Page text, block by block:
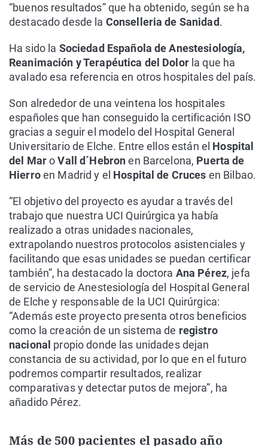
“buenos resultados” que ha obtenido, según se ha
destacado desde la Conselleria de Sanidad.
Ha sido la Sociedad Española de Anestesiología,
Reanimación y Terapéutica del Dolorla que ha
avalado esa referencia en otros hospitales del país.
Son alrededor de una veintena los hospitales
españoles que han conseguido la certificación ISO
gracias a seguir el modelo del Hospital General
Universitario de Elche. Entre ellos están el Hospital
del MaroVall d´Hebronen Barcelona, Puerta de
Hierroen Madrid y el Hospital de Cruces en Bilbao.
“El objetivo del proyecto es ayudar a través del
trabajo que nuestra UCI Quirúrgica ya había
realizado a otras unidades nacionales,
extrapolando nuestros protocolos asistenciales y
facilitando que esas unidades se puedan certificar
también”, ha destacado la doctora Ana Pérez, jefa
de servicio de Anestesiología del Hospital General
de Elche y responsable de la UCI Quirúrgica:
“Además este proyecto presenta otros beneficios
como la creación de un sistema de registro
nacional propio donde las unidades dejan
constancia de su actividad, por lo que en el futuro
podremos compartir resultados, realizar
comparativas y detectar putos de mejora”, ha
añadido Pérez.
Más de 500 pacientes el pasado año